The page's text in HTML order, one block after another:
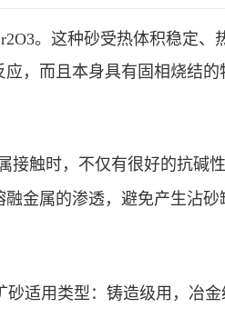
。这种砂受热体积稳定、
，而且本身具有固相烧结的
接触时，不仅有很好的抗碱
金属的渗透，避免产生沾砂
适用类型：铸造级用，冶金